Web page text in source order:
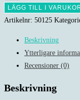
Puzzle
-
Maternal
Collection
LÄGG TILL I
Artikelnr: 50125
Beskrivning
Ytterligare
Recensioner (0)
Beskrivning